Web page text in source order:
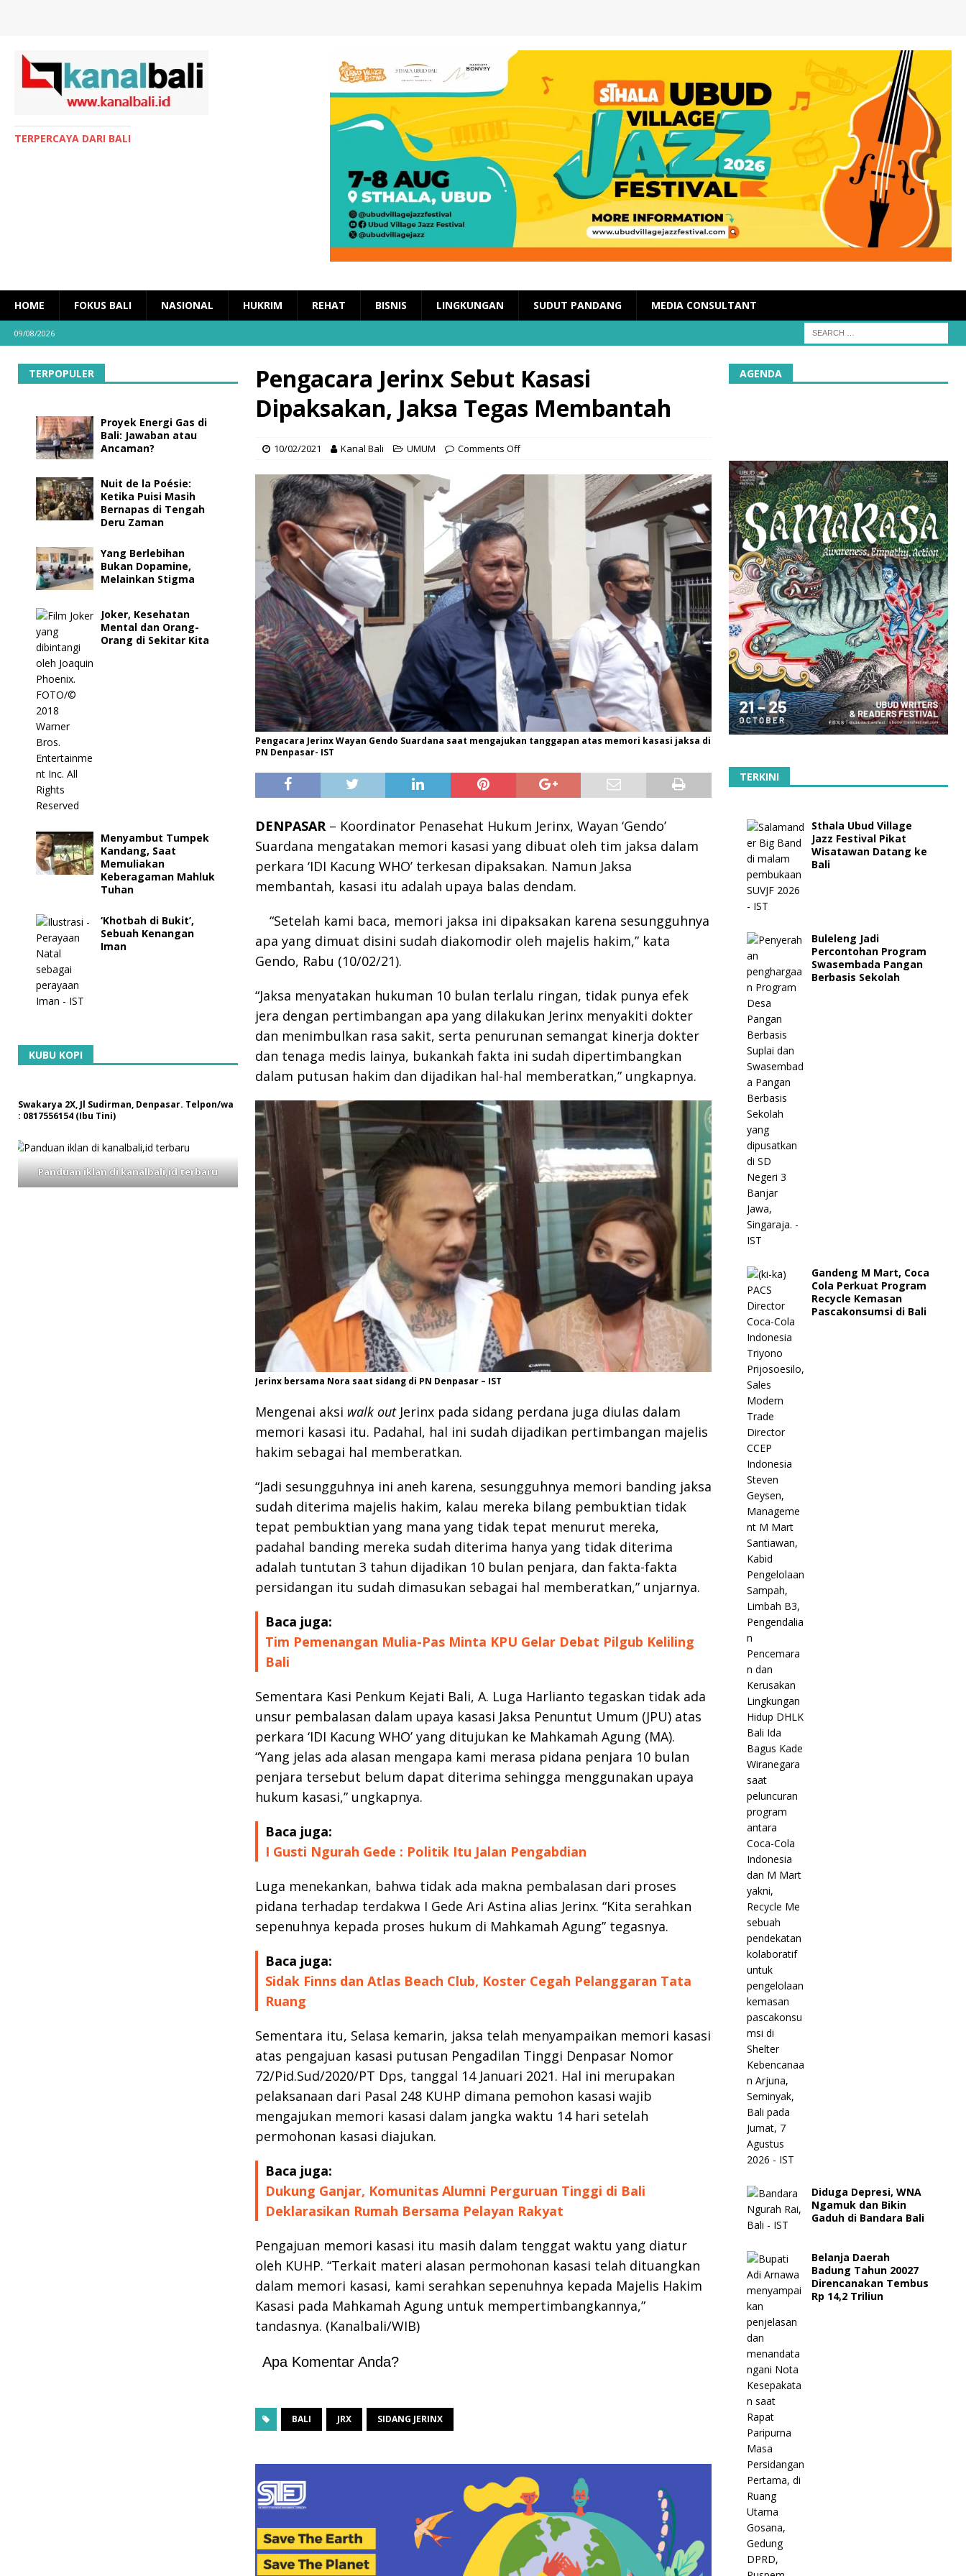
TERPERCAYA DARI BALI
HOME FOKUS BALI NASIONAL HUKRIM REHAT BISNIS LINGKUNGAN SUDUT PANDANG MEDIA CONSULTANT
09/08/2026
Pengacara Jerinx Sebut Kasasi
Dipaksakan, Jaksa Tegas Membantah
10/02/2021 Kanal Bali UMUM Comments Off
Pengacara Jerinx Wayan Gendo Suardana saat mengajukan tanggapan atas memori kasasi jaksa di
PN Denpasar- IST
DENPASAR– Koordinator Penasehat Hukum Jerinx, Wayan ‘Gendo’
Suardana mengatakan memori kasasi yang dibuat oleh tim jaksa dalam
perkara ‘IDI Kacung WHO’ terkesan dipaksakan. Namun Jaksa
membantah, kasasi itu adalah upaya balas dendam.
“Setelah kami baca, memori jaksa ini dipaksakan karena sesungguhnya
apa yang dimuat disini sudah diakomodir oleh majelis hakim,” kata
Gendo, Rabu (10/02/21).
“Jaksa menyatakan hukuman 10 bulan terlalu ringan, tidak punya efek
jera dengan pertimbangan apa yang dilakukan Jerinx menyakiti dokter
dan menimbulkan rasa sakit, serta penurunan semangat kinerja dokter
dan tenaga medis lainya, bukankah fakta ini sudah dipertimbangkan
dalam putusan hakim dan dijadikan hal-hal memberatkan,” ungkapnya.
Jerinx bersama Nora saat sidang di PN Denpasar – IST
Mengenai aksi walk outJerinx pada sidang perdana juga diulas dalam
memori kasasi itu. Padahal, hal ini sudah dijadikan pertimbangan majelis
hakim sebagai hal memberatkan.
“Jadi sesungguhnya ini aneh karena, sesungguhnya memori banding jaksa
sudah diterima majelis hakim, kalau mereka bilang pembuktian tidak
tepat pembuktian yang mana yang tidak tepat menurut mereka,
padahal banding mereka sudah diterima hanya yang tidak diterima
adalah tuntutan 3 tahun dijadikan 10 bulan penjara, dan fakta-fakta
persidangan itu sudah dimasukan sebagai hal memberatkan,” unjarnya.
Baca juga:
Tim Pemenangan Mulia-Pas Minta KPU Gelar Debat Pilgub Keliling
Bali
Sementara Kasi Penkum Kejati Bali, A. Luga Harlianto tegaskan tidak ada
unsur pembalasan dalam upaya kasasi Jaksa Penuntut Umum (JPU) atas
perkara ‘IDI Kacung WHO’ yang ditujukan ke Mahkamah Agung (MA).
“Yang jelas ada alasan mengapa kami merasa pidana penjara 10 bulan
penjara tersebut belum dapat diterima sehingga menggunakan upaya
hukum kasasi,” ungkapnya.
Baca juga:
I Gusti Ngurah Gede : Politik Itu Jalan Pengabdian
Luga menekankan, bahwa tidak ada makna pembalasan dari proses
pidana terhadap terdakwa I Gede Ari Astina alias Jerinx. “Kita serahkan
sepenuhnya kepada proses hukum di Mahkamah Agung” tegasnya.
Baca juga:
Sidak Finns dan Atlas Beach Club, Koster Cegah Pelanggaran Tata
Ruang
Sementara itu, Selasa kemarin, jaksa telah menyampaikan memori kasasi
atas pengajuan kasasi putusan Pengadilan Tinggi Denpasar Nomor
72/Pid.Sud/2020/PT Dps, tanggal 14 Januari 2021. Hal ini merupakan
pelaksanaan dari Pasal 248 KUHP dimana pemohon kasasi wajib
mengajukan memori kasasi dalam jangka waktu 14 hari setelah
permohonan kasasi diajukan.
Baca juga:
Dukung Ganjar, Komunitas Alumni Perguruan Tinggi di Bali
Deklarasikan Rumah Bersama Pelayan Rakyat
Pengajuan memori kasasi itu masih dalam tenggat waktu yang diatur
oleh KUHP. “Terkait materi alasan permohonan kasasi telah dituangkan
dalam memori kasasi, kami serahkan sepenuhnya kepada Majelis Hakim
Kasasi pada Mahkamah Agung untuk mempertimbangkannya,”
tandasnya. (Kanalbali/WIB)
Apa Komentar Anda?
BALI JRX SIDANG JERINX
TERPOPULER
Proyek Energi Gas di
Bali: Jawaban atau
Ancaman?
Nuit de la Poésie:
Ketika Puisi Masih
Bernapas di Tengah
Deru Zaman
Yang Berlebihan
Bukan Dopamine,
Melainkan Stigma
Joker, Kesehatan
Mental dan Orang-
Orang di Sekitar Kita
Menyambut Tumpek
Kandang, Saat
Memuliakan
Keberagaman Mahluk
Tuhan
‘Khotbah di Bukit’,
Sebuah Kenangan
Iman
KUBU KOPI
Swakarya 2X, Jl Sudirman, Denpasar. Telpon/wa
: 0817556154 (Ibu Tini)
Panduan iklan di kanalbali,id terbaru
AGENDA
TERKINI
Sthala Ubud Village
Jazz Festival Pikat
Wisatawan Datang ke
Bali
Buleleng Jadi
Percontohan Program
Swasembada Pangan
Berbasis Sekolah
Gandeng M Mart, Coca
Cola Perkuat Program
Recycle Kemasan
Pascakonsumsi di Bali
Diduga Depresi, WNA
Ngamuk dan Bikin
Gaduh di Bandara Bali
Belanja Daerah
Badung Tahun 20027
Direncanakan Tembus
Rp 14,2 Triliun